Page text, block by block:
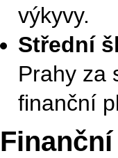
výkyvy.
Střední
Prahy za
finanční